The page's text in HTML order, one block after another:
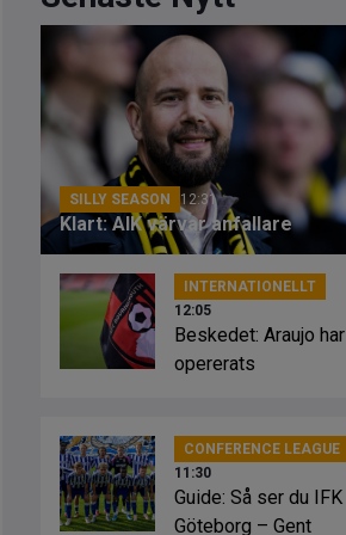
SILLY SEASON 12:31
Klart: AIK värvar anfallare
INTERNATIONELLT
12:05
Beskedet: Araujo har
opererats
CONFERENCE LEAGUE
11:30
Guide: Så ser du IFK
Göteborg – Gent